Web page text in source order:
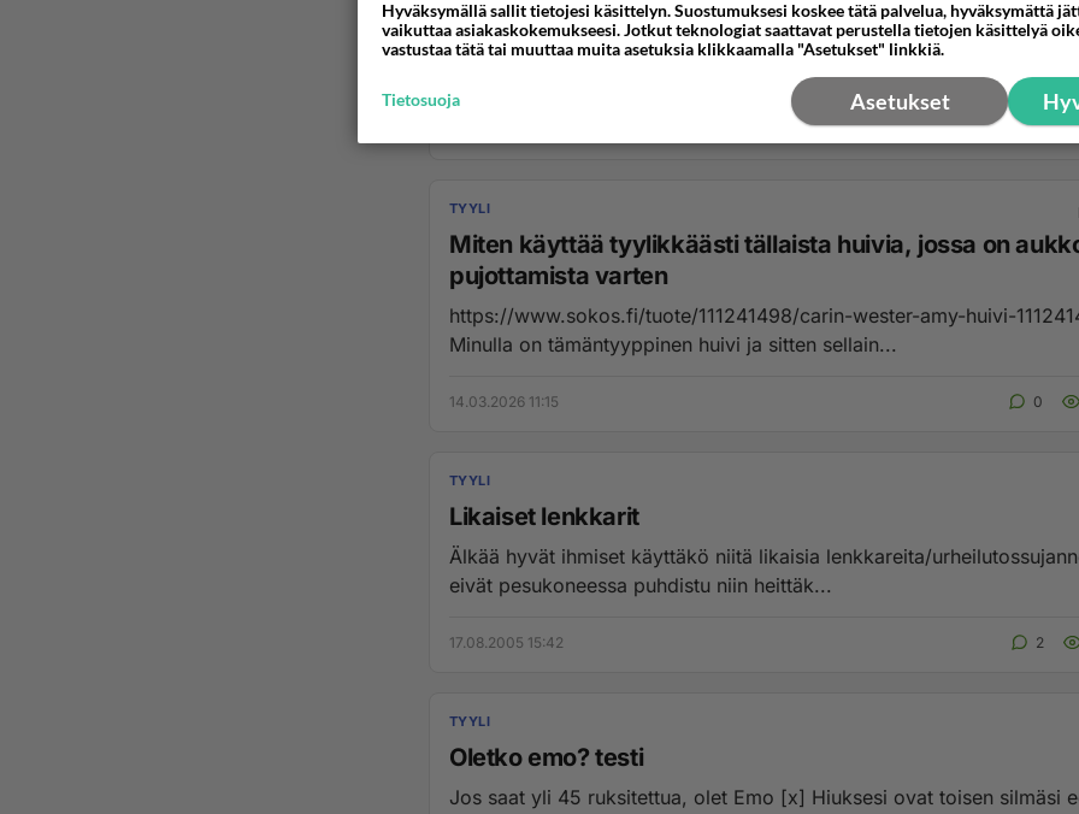
TYYLI
Miten käyttää tyylikkäästi tällaista huivia, jossa on
pujottamista varten
https://www.sokos.fi/tuote/111241498/carin-wester-amy-huivi-
Minulla on tämäntyyppinen huivi ja sitten sellain...
14.03.2026 11:15 0
TYYLI
Likaiset lenkkarit
Älkää hyvät ihmiset käyttäkö niitä likaisia lenkkareita/
eivät pesukoneessa puhdistu niin heittäk...
17.08.2005 15:42 2
TYYLI
Oletko emo? testi
Jos saat yli 45 ruksitettua, olet Emo [x] Hiuksesi ovat toisen silmäsi
Hyväksymällä sallit tietojesi käsittelyn. Suostumuksesi koskee tätä palvelua, hyväksymättä
vaikuttaa asiakaskokemukseesi. Jotkut teknologiat saattavat perustella tietojen käsittelyä
vastustaa tätä tai muuttaa muita asetuksia klikkaamalla "Asetukset" linkkiä.
Asetukset
Tietosuoja